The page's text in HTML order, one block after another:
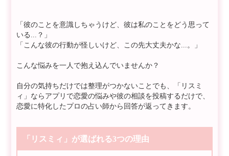
「彼のことを意識しちゃうけど、彼は私のことをどう思って
いる...？」
「こんな彼の行動が怪しいけど、この先大丈夫かな...。」
こんな悩みを一人で抱え込んでいませんか？
自分の気持ちだけでは整理がつかないことでも、「リスミ
ィ」ならアプリで恋愛の悩みや彼の相談を投稿するだけで、
恋愛に特化したプロの占い師から回答が返ってきます。
「リスミィ」が選ばれる3つの理由